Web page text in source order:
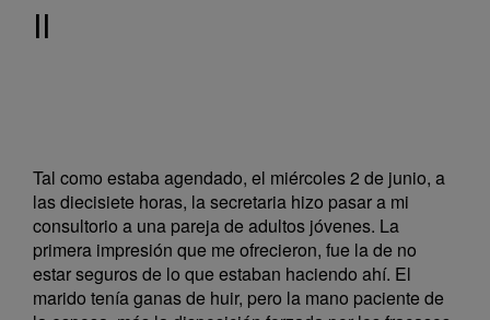
II
Tal como estaba agendado, el miércoles 2 de junio, a
las diecisiete horas, la secretaria hizo pasar a mi
consultorio a una pareja de adultos jóvenes. La
primera impresión que me ofrecieron, fue la de no
estar seguros de lo que estaban haciendo ahí. El
marido tenía ganas de huir, pero la mano paciente de